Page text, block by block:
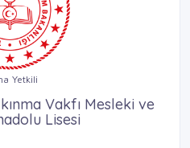
Yetkili
Vakfı Mesleki ve
Lisesi